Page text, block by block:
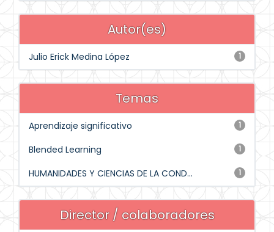
Autor(es)
1
Julio Erick Medina López
Temas
1
Aprendizaje significativo
1
Blended Learning
1
HUMANIDADES Y CIENCIAS DE LA COND...
Director / colaboradores